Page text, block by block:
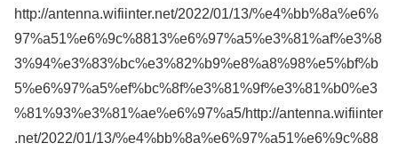
http://antenna.wifiinter.net/2022/01/13/%e4%bb%8a%e6%
97%a51%e6%9c%8813%e6%97%a5%e3%81%af%e3%8
3%94%e3%83%bc%e3%82%b9%e8%a8%98%e5%bf%b
5%e6%97%a5%ef%bc%8f%e3%81%9f%e3%81%b0%e3
%81%93%e3%81%ae%e6%97%a5/http://antenna.wifiinter
.net/2022/01/13/%e4%bb%8a%e6%97%a51%e6%9c%88